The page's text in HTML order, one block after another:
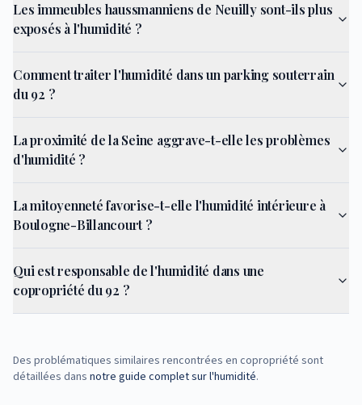
Les immeubles haussmanniens de Neuilly sont-ils plus
exposés à l'humidité ?
Comment traiter l'humidité dans un parking souterrain
du 92 ?
La proximité de la Seine aggrave-t-elle les problèmes
d'humidité ?
La mitoyenneté favorise-t-elle l'humidité intérieure à
Boulogne-Billancourt ?
Qui est responsable de l'humidité dans une
copropriété du 92 ?
Des problématiques similaires rencontrées en copropriété sont
détaillées dans notre guide complet sur l'humidité.